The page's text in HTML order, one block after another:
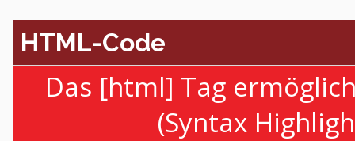
HTML-Code
Das [html] Tag
(Syntax